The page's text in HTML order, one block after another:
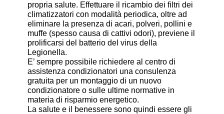
propria salute. Effettuare il ricambio dei filtri dei
climatizzatori con modalità periodica, oltre ad
eliminare la presenza di acari, polveri, pollini e
muffe (spesso causa di cattivi odori), previene il
prolificarsi del batterio del virus della
Legionella.
E’ sempre possibile richiedere al centro di
assistenza condizionatori una consulenza
gratuita per un montaggio di un nuovo
condizionatore o sulle ultime normative in
materia di risparmio energetico.
La salute e il benessere sono quindi essere gli